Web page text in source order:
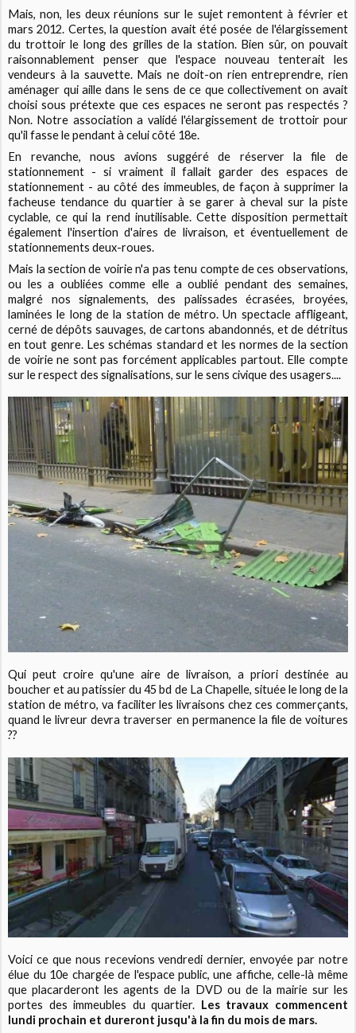
Mais, non, les deux réunions sur le sujet remontent à février et
mars 2012. Certes, la question avait été posée de l'élargissement
du trottoir le long des grilles de la station. Bien sûr, on pouvait
raisonnablement penser que l'espace nouveau tenterait les
vendeurs à la sauvette. Mais ne doit-on rien entreprendre, rien
aménager qui aille dans le sens de ce que collectivement on avait
choisi sous prétexte que ces espaces ne seront pas respectés ?
Non. Notre association a validé l'élargissement de trottoir pour
qu'il fasse le pendant à celui côté 18e.
En revanche, nous avions suggéré de réserver la file de
stationnement - si vraiment il fallait garder des espaces de
stationnement - au côté des immeubles, de façon à supprimer la
facheuse tendance du quartier à se garer à cheval sur la piste
cyclable, ce qui la rend inutilisable. Cette disposition permettait
également l'insertion d'aires de livraison, et éventuellement de
stationnements deux-roues.
Mais la section de voirie n'a pas tenu compte de ces observations,
ou les a oubliées comme elle a oublié pendant des semaines,
malgré nos signalements, des palissades écrasées, broyées,
laminées le long de la station de métro. Un spectacle affligeant,
cerné de dépôts sauvages, de cartons abandonnés, et de détritus
en tout genre. Les schémas standard et les normes de la section
de voirie ne sont pas forcément applicables partout. Elle compte
sur le respect des signalisations, sur le sens civique des usagers....
Qui peut croire qu'une aire de livraison, a priori destinée au
boucher et au patissier du 45 bd de La Chapelle, située le long de la
station de métro, va faciliter les livraisons chez ces commerçants,
quand le livreur devra traverser en permanence la file de voitures
??
Voici ce que nous recevions vendredi dernier, envoyée par notre
élue du 10e chargée de l'espace public, une affiche, celle-là même
que placarderont les agents de la DVD ou de la mairie sur les
portes des immeubles du quartier. Les travaux commencent
lundi prochain et dureront jusqu'à la fin du mois de mars.